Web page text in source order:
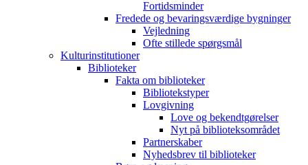
Fortidsminder
Fredede og bevaringsværdige bygninger
Vejledning
Ofte stillede spørgsmål
Kulturinstitutioner
Biblioteker
Fakta om biblioteker
Bibliotekstyper
Lovgivning
Love og bekendtgørelser
Nyt på biblioteksområdet
Partnerskaber
Nyhedsbrev til biblioteker